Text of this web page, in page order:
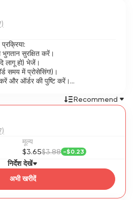
सुरक्षित करें।
लागू हो) भेजें।
समय में प्रोसेसिंग!)।
और ऑर्डर की पुष्टि करें।
की आवश्यकता नहीं—आपकी गोपनीयता
और बिना झंझट के।
गलत UID = कोई रिफंड नहीं।
रद्द या बदला नहीं जा सकता।
Recommend
मूल्य
$3.65$3.88 -$0.23
अभी खरीदें
निर्देश देखें